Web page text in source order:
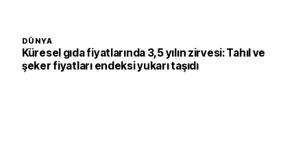
DÜNYA
Küresel gıda fiyatlarında 3,5 yılın zirvesi: Tahıl ve
şeker fiyatları endeksi yukarı taşıdı